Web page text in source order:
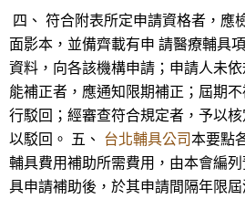
四、 符合附表所定申請資格者，應
面影本，並備齊載有申 請醫療輔具
資料，向各該機構申請；申請人未
能補正者，應通知限期補正；屆期
行駁回；經審查符合規定者，予以
以駁回。 五、 台北輔具公司本要點
輔具費用補助所需費用，由本會編
具申請補助後，於其申請間隔年限